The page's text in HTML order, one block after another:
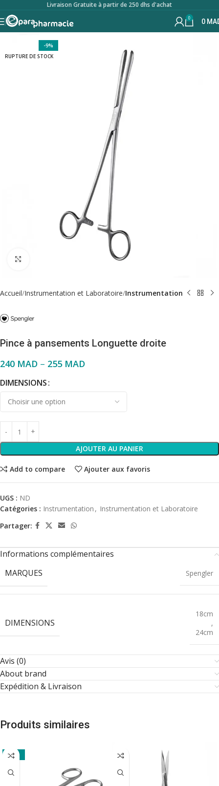
Livraison Gratuite à partir de 250 dhs d'achat
0 0
-9%
RUPTURE DE STOCK
Accueil Instrumentation et Laboratoire Instrumentation
Pince à pansements Longuette droite
240 MAD – 255 MAD
DIMENSIONS
AJOUTER AU PANIER
Add to compare Ajouter aux favoris
UGS : ND
Catégories : Instrumentation , Instrumentation et Laboratoire
Partager:
Informations complémentaires
MARQUES
Spengler
DIMENSIONS
18cm
,
24cm
Avis (0)
About brand
Expédition & Livraison
Produits similaires
-11%